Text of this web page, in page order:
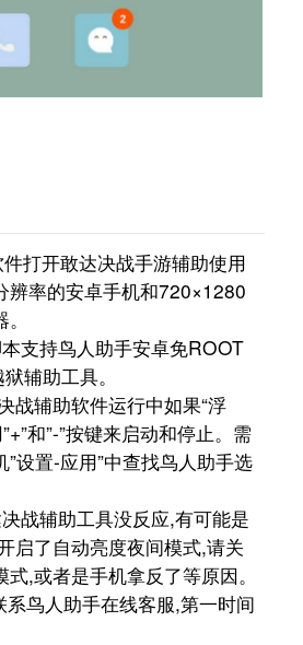
打开敢达决战手游辅助使用
辨率的安卓手机和720×1280
支持鸟人助手安卓免ROOT
辅助工具。
战辅助软件运行中如果“浮
和”-”按键来启动和停止。需
设置-应用”中查找鸟人助手选
战辅助工具没反应,有可能是
启了自动亮度夜间模式,请关
,或者是手机拿反了等原因。
鸟人助手在线客服,第一时间